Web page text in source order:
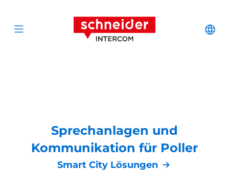
Open menu
Schneider
Sprechanlagen und
Kommunikation für Poller
Smart City Lösungen